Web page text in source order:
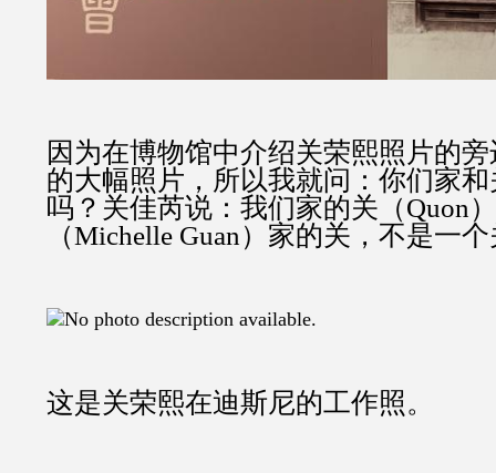
因为在博物馆中介绍关荣熙照片的
的大幅照片，所以我就问：你们家
吗？关佳芮说：我们家的关（Quon
（Michelle Guan）家的关，不是一
这是关荣熙在迪斯尼的工作照。